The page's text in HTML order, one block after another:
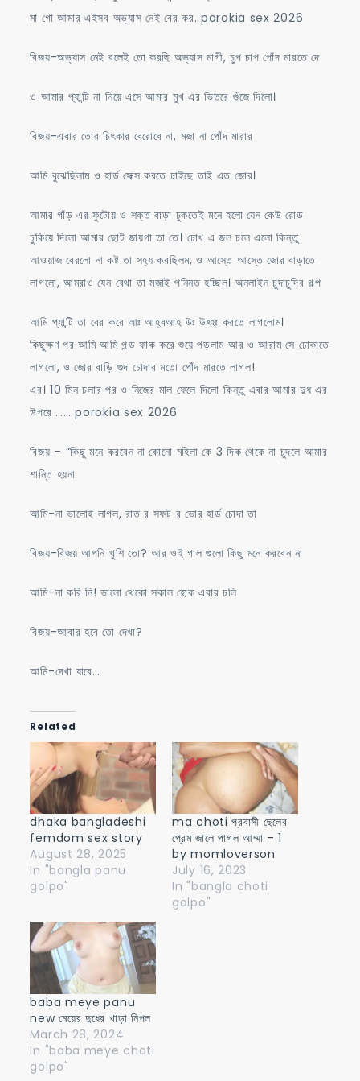
মা গো আমার এইসব অভ্যাস নেই বের কর. porokia sex 2026
বিজয়-অভ্যাস নেই বলেই তো করছি অভ্যাস মাগী, চুপ চাপ পোঁদ মারতে দে
ও আমার প্যান্টি না নিয়ে এসে আমার মুখ এর ভিতরে গুঁজে দিলো।
বিজয়-এবার তোর চিৎকার বেরোবে না, মজা না পোঁদ মারার
আমি বুঝেছিলাম ও হার্ড সেক্স করতে চাইছে তাই এত জোর।
আমার গাঁড় এর ফুটোয় ও শক্ত বাড়া ঢুকতেই মনে হলো যেন কেউ রোড
ঢুকিয়ে দিলো আমার ছোট জায়গা তা তে। চোখ এ জল চলে এলো কিন্তু
আওয়াজ বেরলো না কষ্ট তা সহ্য করছিলম, ও আস্তে আস্তে জোর বাড়াতে
লাগলো, আমরাও যেন বেথা তা মজাই পনিনত হচ্ছিল। অনলাইন চুদাচুদির গল্প
আমি প্যান্টি তা বের করে আঃ আহ্বআহ উঃ উহ্হঃ করতে লাগলোম।
কিছুক্ষণ পর আমি আমি পন্ড ফাক করে শুয়ে পড়লাম আর ও আরাম সে ঢোকাতে
লাগলো, ও জোর বাড়ি গুদ চোদার মতো পোঁদ মারতে লাগল!
এর। 10 মিন চলার পর ও নিজের মাল ফেলে দিলো কিন্তু এবার আমার দুধ এর
উপরে …… porokia sex 2026
বিজয় – “কিছু মনে করবেন না কোনো মহিলা কে 3 দিক থেকে না চুদলে আমার
শান্তি হয়না
আমি-না ভালোই লাগল, রাত র সফট র ভোর হার্ড চোদা তা
বিজয়-বিজয় আপনি খুশি তো? আর ওই গাল গুলো কিছু মনে করবেন না
আমি-না করি নি! ভালো থেকো সকাল হোক এবার চলি
বিজয়-আবার হবে তো দেখা?
আমি-দেখা যাবে…
Related
dhaka bangladeshi
femdom sex story
August 28, 2025
In "bangla panu
golpo"
ma choti প্রবাসী ছেলের
প্রেম জালে পাগল আম্মা – 1
by momloverson
July 16, 2023
In "bangla choti
golpo"
baba meye panu
new মেয়ের দুধের খাড়া নিপল
March 28, 2024
In "baba meye choti
golpo"